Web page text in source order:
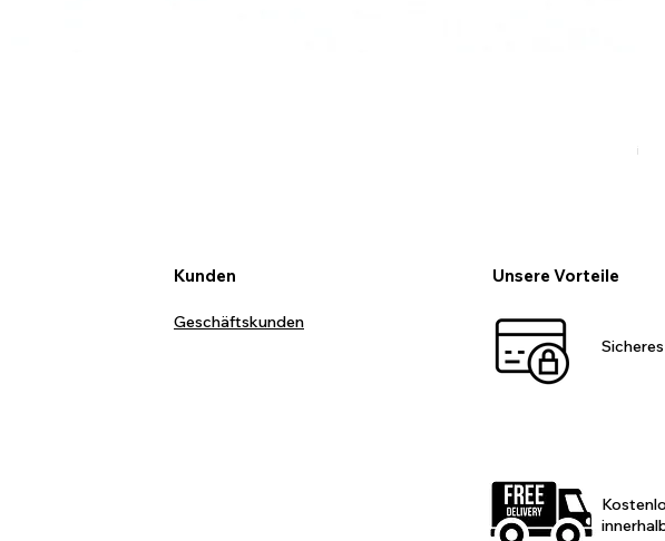
inkl.
Kunden
Geschäftskunden
Unsere Vorteile